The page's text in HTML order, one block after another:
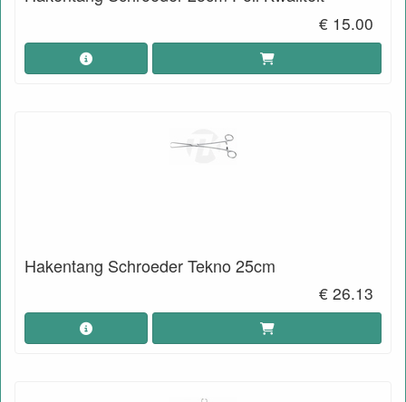
€ 15.00
Hakentang Schroeder Tekno 25cm
€ 26.13